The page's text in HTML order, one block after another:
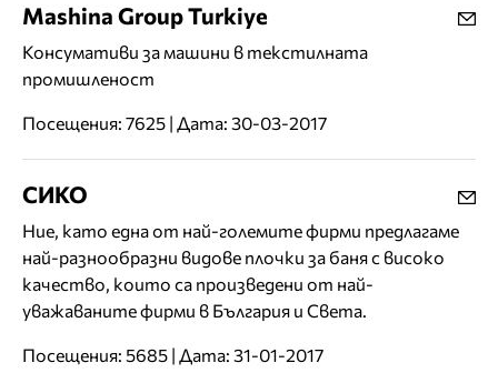
Mashina Group Turkiye
Консумативи за машини в текстилната
промишленост
Посещения: 7625 | Дата: 30-03-2017
СИКО
Ние, като една от най-големите фирми предлагаме
най-разнообразни видове плочки за баня с високо
качество, които са произведени от най-
уважаваните фирми в България и Света.
Посещения: 5685 | Дата: 31-01-2017